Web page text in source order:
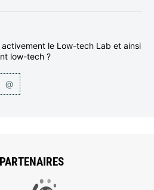
le Low-tech Lab et ainsi
low-tech ?
@